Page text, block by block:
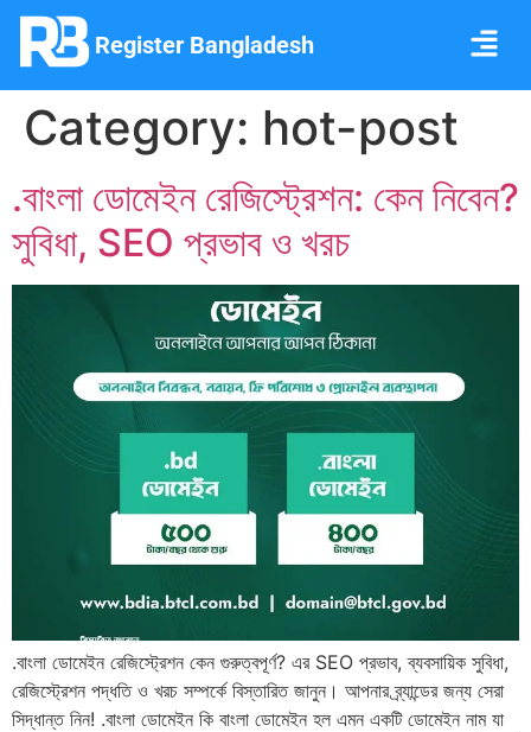
Register Bangladesh
Category: hot-post
.বাংলা ডোমেইন রেজিস্ট্রেশন: কেন নিবেন?
সুবিধা, SEO প্রভাব ও খরচ
.বাংলা ডোমেইন রেজিস্ট্রেশন কেন গুরুত্বপূর্ণ? এর SEO প্রভাব, ব্যবসায়িক সুবিধা,
রেজিস্ট্রেশন পদ্ধতি ও খরচ সম্পর্কে বিস্তারিত জানুন। আপনার ব্র্যান্ডের জন্য সেরা
সিদ্ধান্ত নিন! .বাংলা ডোমেইন কি বাংলা ডোমেইন হল এমন একটি ডোমেইন নাম যা